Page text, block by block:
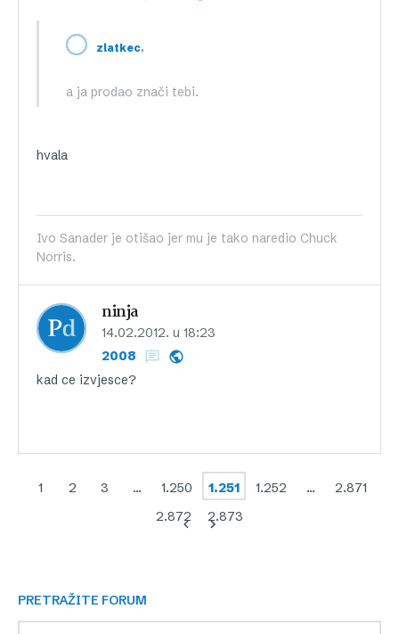
zlatkec,
a ja prodao znači tebi.
hvala
Ivo Sanader je otišao jer mu je tako naredio Chuck
Norris.
ninja
14.02.2012. u 18:23
2008
kad ce izvjesce?
1 2 3 … 1.250 1.251 1.252 …
2.871
2.872
2.873
PRETRAŽITE FORUM